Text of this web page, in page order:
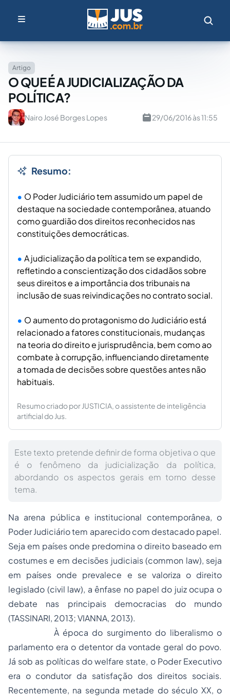
Artigo
O QUE É A JUDICIALIZAÇÃO DA
POLÍTICA?
Nairo José Borges Lopes 29/06/2016 às 11:55
Resumo:
O Poder Judiciário tem assumido um papel de
destaque na sociedade contemporânea, atuando
como guardião dos direitos reconhecidos nas
constituições democráticas.
A judicialização da política tem se expandido,
refletindo a conscientização dos cidadãos sobre
seus direitos e a importância dos tribunais na
inclusão de suas reivindicações no contrato social.
O aumento do protagonismo do Judiciário está
relacionado a fatores constitucionais, mudanças
na teoria do direito e jurisprudência, bem como ao
combate à corrupção, influenciando diretamente
a tomada de decisões sobre questões antes não
habituais.
Resumo criado por JUSTICIA, o assistente de inteligência
artificial do Jus.
Este texto pretende definir de forma objetiva o que
é o fenômeno da judicialização da política,
abordando os aspectos gerais em torno desse
tema.
Na arena pública e institucional contemporânea, o
Poder Judiciário tem aparecido com destacado papel.
Seja em países onde predomina o direito baseado em
costumes e em decisões judiciais (common law), seja
em países onde prevalece e se valoriza o direito
legislado (civil law), a ênfase no papel do juiz ocupa o
debate nas principais democracias do mundo
(TASSINARI, 2013; VIANNA, 2013).
À época do surgimento do liberalismo o
parlamento era o detentor da vontade geral do povo.
Já sob as políticas dowelfare state, o Poder Executivo
era o condutor da satisfação dos direitos sociais.
Recentemente, na segunda metade do século XX, o